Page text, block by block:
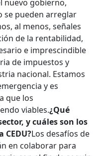
nuevo gobierno,
se pueden arreglar
al menos, señales
de la rentabilidad,
e imprescindible
de impuestos y
nacional. Estamos
y es
que los
viables.¿Qué
y cuáles son los
Los desafíos de
en colaborar para